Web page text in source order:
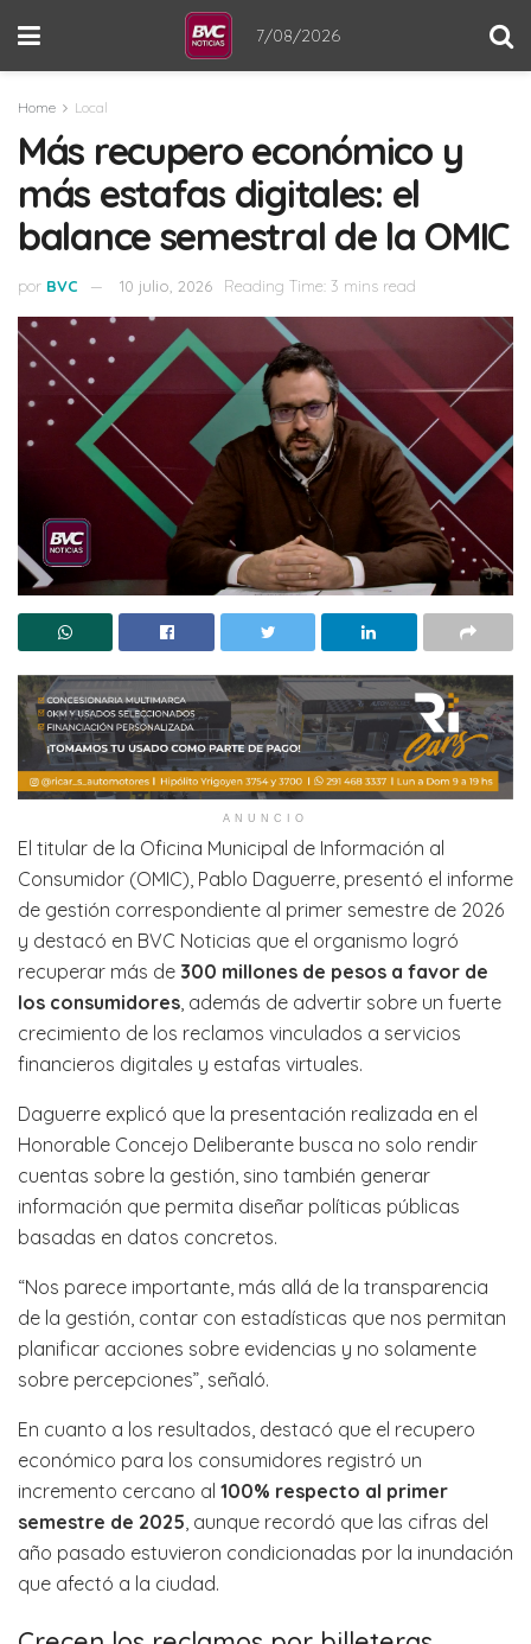
7/08/2026
Home Local
Más recupero económico y
más estafas digitales: el
balance semestral de la OMIC
por BVC 10 julio, 2026 Reading Time: 3 mins read
ANUNCIO
El titular de la Oficina Municipal de Información al
Consumidor (OMIC), Pablo Daguerre, presentó el informe
de gestión correspondiente al primer semestre de 2026
y destacó en BVC Noticias que el organismo logró
recuperar más de 300 millones de pesos a favor de
los consumidores , además de advertir sobre un fuerte
crecimiento de los reclamos vinculados a servicios
financieros digitales y estafas virtuales.
Daguerre explicó que la presentación realizada en el
Honorable Concejo Deliberante busca no solo rendir
cuentas sobre la gestión, sino también generar
información que permita diseñar políticas públicas
basadas en datos concretos.
“Nos parece importante, más allá de la transparencia
de la gestión, contar con estadísticas que nos permitan
planificar acciones sobre evidencias y no solamente
sobre percepciones”, señaló.
En cuanto a los resultados, destacó que el recupero
económico para los consumidores registró un
incremento cercano al 100% respecto al primer
semestre de 2025 , aunque recordó que las cifras del
año pasado estuvieron condicionadas por la inundación
que afectó a la ciudad.